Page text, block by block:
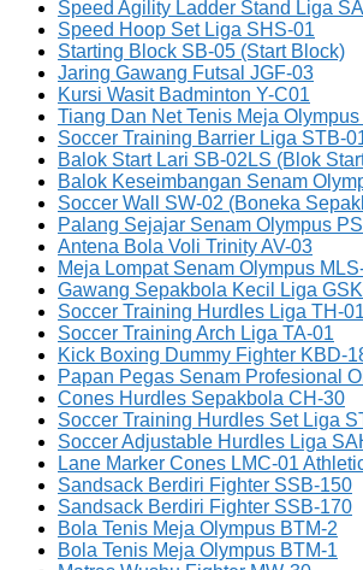
Speed Agility Ladder Stand Liga
Speed Hoop Set Liga SHS-01
Starting Block SB-05 (Start Block)
Jaring Gawang Futsal JGF-03
Kursi Wasit Badminton Y-C01
Tiang Dan Net Tenis Meja Olympus
Soccer Training Barrier Liga STB-
Balok Start Lari SB-02LS (Blok
Balok Keseimbangan Senam
Soccer Wall SW-02 (Boneka
Palang Sejajar Senam Olympus
Antena Bola Voli Trinity AV-03
Meja Lompat Senam Olympus
Gawang Sepakbola Kecil Liga
Soccer Training Hurdles Liga TH-01
Soccer Training Arch Liga TA-01
Kick Boxing Dummy Fighter KBD-
Papan Pegas Senam Profesional
Cones Hurdles Sepakbola CH-30
Soccer Training Hurdles Set Liga
Soccer Adjustable Hurdles Liga
Lane Marker Cones LMC-01
Sandsack Berdiri Fighter SSB-150
Sandsack Berdiri Fighter SSB-170
Bola Tenis Meja Olympus BTM-2
Bola Tenis Meja Olympus BTM-1